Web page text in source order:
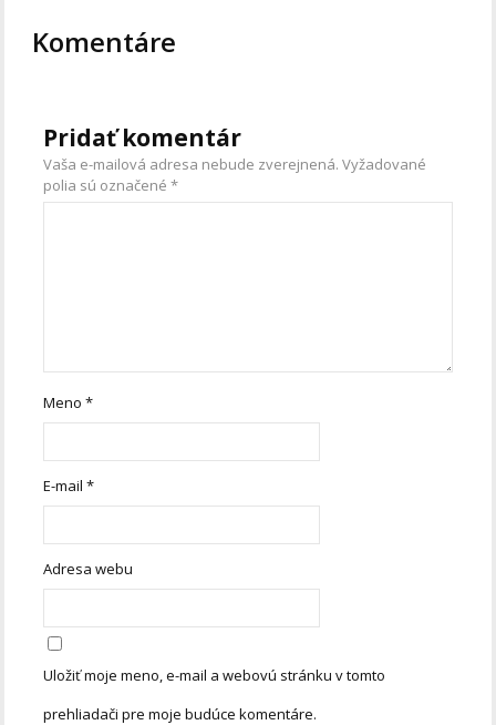
Komentáre
Pridať komentár
Vaša e-mailová adresa nebude zverejnená. Vyžadované
polia sú označené*
Meno*
E-mail*
Adresa webu
Uložiť moje meno, e-mail a webovú stránku v tomto
prehliadači pre moje budúce komentáre.